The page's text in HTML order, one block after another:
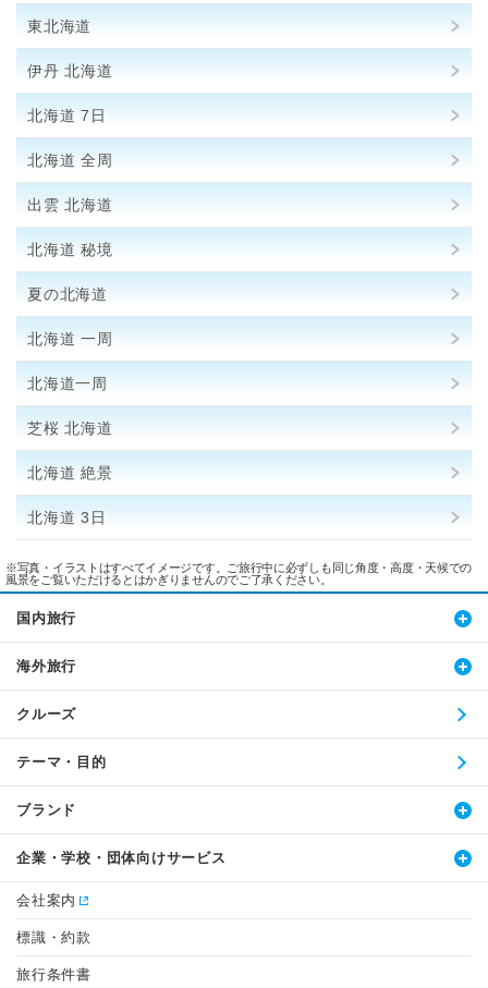
東北海道
伊丹 北海道
北海道 7日
北海道 全周
出雲 北海道
北海道 秘境
夏の北海道
北海道 一周
北海道一周
芝桜 北海道
北海道 絶景
北海道 3日
※写真・イラストはすべてイメージです。ご旅行中に必ずしも同じ角度・高度・天候での
風景をご覧いただけるとはかぎりませんのでご了承ください。
国内旅行
海外旅行
クルーズ
テーマ・目的
ブランド
企業・学校・団体向けサービス
会社案内
標識・約款
旅行条件書